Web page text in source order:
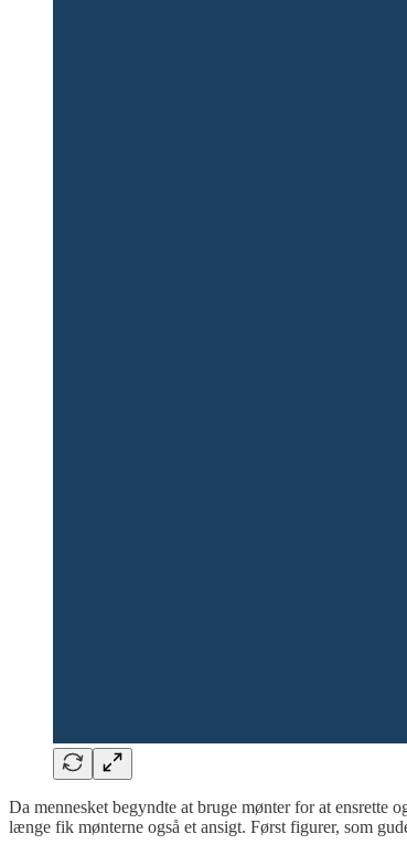
Da mennesket begyndte at bruge mønter for at
længe fik mønterne også et ansigt. Først figurer, som